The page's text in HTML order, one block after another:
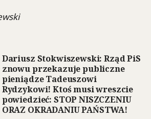
Dariusz Stokwiszewski: Rząd PiS
znowu przekazuje publiczne
pieniądze Tadeuszowi
Rydzykowi! Ktoś musi wreszcie
powiedzieć: STOP NISZCZENIU
ORAZ OKRADANIU PAŃSTWA!